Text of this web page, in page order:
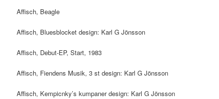
Affisch, Beagle
Affisch, Bluesblocket design: Karl G Jönsson
Affisch, Debut-EP, Start, 1983
Affisch, Fiendens Musik, 3 st design: Karl G Jönsson
Affisch, Kempicnky’s kumpaner design: Karl G Jönsson